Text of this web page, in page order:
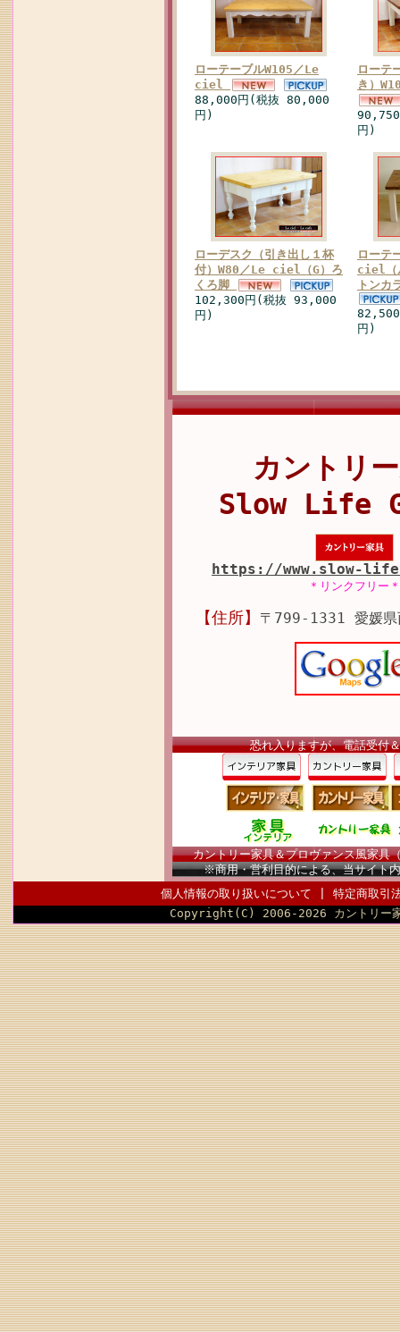
ローテーブルW105／Le
ciel
88,000円(税抜 80,000
円)
ローテ
き）
円)
ローデスク（引き出し１杯
付）W80／Le ciel（G）ろ
くろ脚
102,300円(税抜 93,000
円)
ローテ
ciel（
トン
円)
カントリ
Slow Life
https://www.slow-
＊リンクフリー＊
【住所】 〒799-1331 愛媛県
恐れ入りますが、電話受付
カントリー家具＆プロヴァンス風家
※商用・営利目的による、当サイト
個人情報の取り扱いについて
特定商取引
Copyright(C) 2006-2026 カント